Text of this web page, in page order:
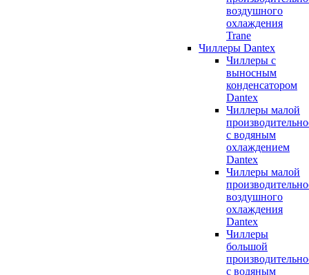
воздушного
охлаждения
Trane
Чиллеры Dantex
Чиллеры с
выносным
конденсатором
Dantex
Чиллеры малой
с водяным
охлаждением
Dantex
Чиллеры малой
воздушного
охлаждения
Dantex
Чиллеры
большой
с водяным